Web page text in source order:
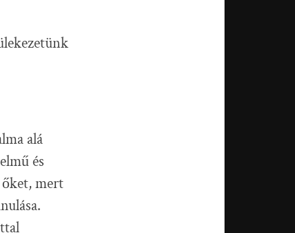
alá
és
mert